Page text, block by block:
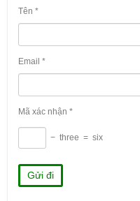
Tên *
Email *
Mã xác nhận *
− three = six